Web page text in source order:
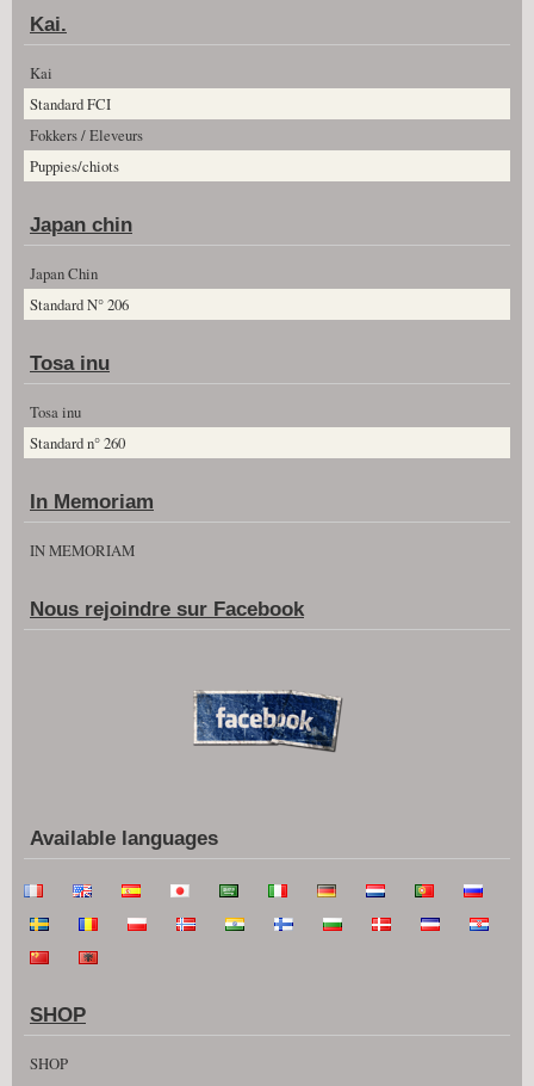
Kai.
Kai
Standard FCI
Fokkers / Eleveurs
Puppies/chiots
Japan chin
Japan Chin
Standard N° 206
Tosa inu
Tosa inu
Standard n° 260
In Memoriam
IN MEMORIAM
Nous rejoindre sur Facebook
Available languages
SHOP
SHOP